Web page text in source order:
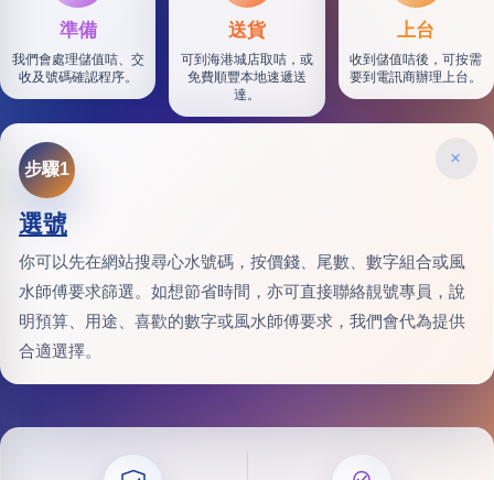
準備
我們會處理儲值咭、交
收及號碼確認程序。
送貨
可到海港城店取咭，或
免費順豐本地速遞送
達。
上台
收到儲值咭後，可按需
要到電訊商辦理上台。
×
步驟1
選號
你可以先在網站搜尋心水號碼，按價錢、尾數、數字組合或風
水師傅要求篩選。如想節省時間，亦可直接聯絡靚號專員，說
明預算、用途、喜歡的數字或風水師傅要求，我們會代為提供
合適選擇。